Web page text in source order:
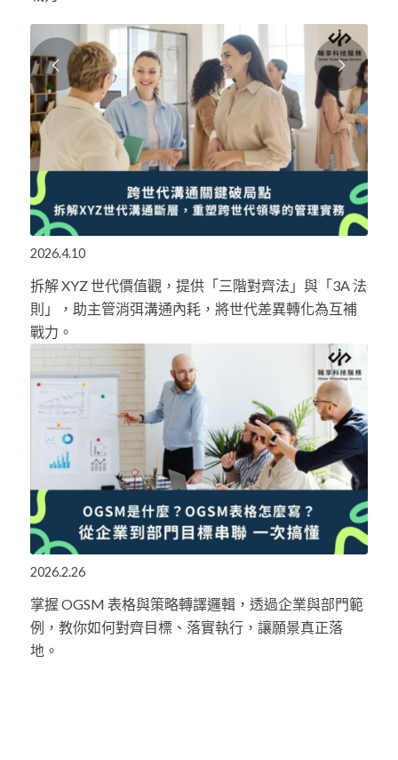
2026.4.10
拆解 XYZ 世代價值觀，提供「三階對齊法」與「3A 法
則」，助主管消弭溝通內耗，將世代差異轉化為互補
戰力。
2026.2.26
掌握 OGSM 表格與策略轉譯邏輯，透過企業與部門範
例，教你如何對齊目標、落實執行，讓願景真正落
地。
下一頁